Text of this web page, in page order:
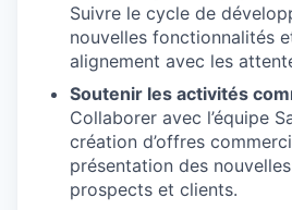
Suivre le cycle de
nouvelles fonctionnalités
alignement avec les
Soutenir les activités
Collaborer avec l’équipe
création d’offres
présentation des
prospects et clients.